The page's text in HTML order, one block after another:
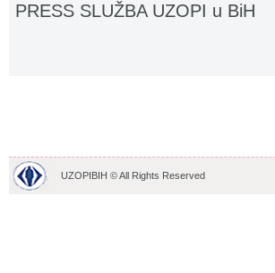
PRESS SLUŽBA UZOPI u BiH
UZOPIBIH © All Rights Reserved